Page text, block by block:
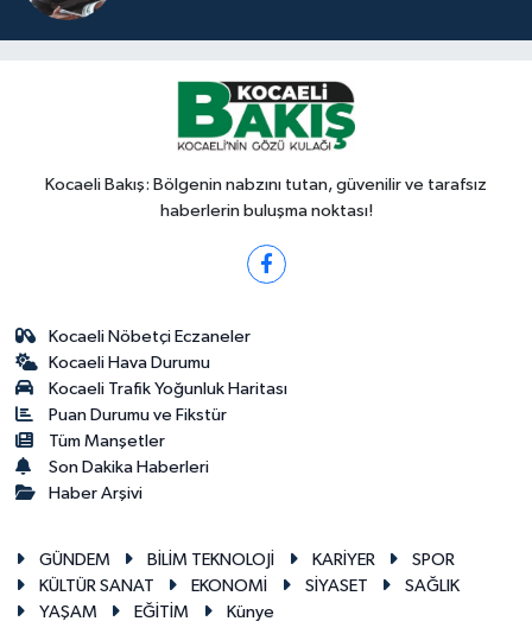
Kocaeli Bakış: Bölgenin nabzını tutan, güvenilir ve tarafsız
haberlerin buluşma noktası!
Kocaeli Nöbetçi Eczaneler
Kocaeli Hava Durumu
Kocaeli Trafik Yoğunluk Haritası
Puan Durumu ve Fikstür
Tüm Manşetler
Son Dakika Haberleri
Haber Arşivi
GÜNDEM BİLİM TEKNOLOJİ KARİYER
SPOR
KÜLTÜR SANAT
EKONOMİ SİYASET
SAĞLIK
YAŞAM
EĞİTİM Künye